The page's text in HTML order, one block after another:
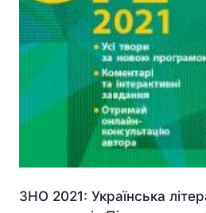
ЗНО 2021: Українська